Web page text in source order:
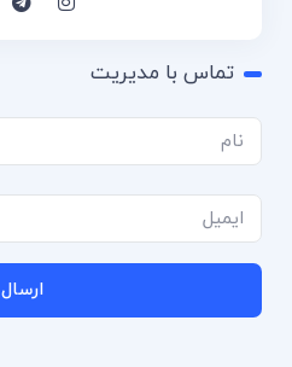
تماس با مدیریت
ارسال